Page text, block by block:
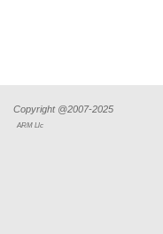
Copyright @2007-2025
ARM Llc